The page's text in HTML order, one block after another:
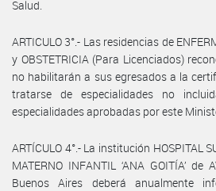
Salud.
ARTICULO 3°.- Las residencias de
y OBSTETRICIA (Para Licenciados)
no habilitarán a sus egresados a la
tratarse de especialidades no
especialidades aprobadas por este
ARTÍCULO 4°.- La institución HOSPITAL
MATERNO INFANTIL ‘ANA GOITÍA’ de
Buenos Aires deberá anualmente